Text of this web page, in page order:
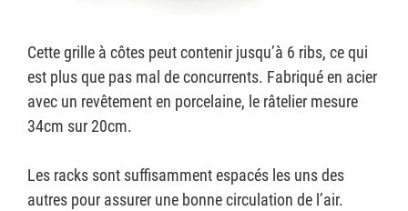
Cette grille à côtes peut contenir jusqu’à 6 ribs, ce qui
est plus que pas mal de concurrents. Fabriqué en acier
avec un revêtement en porcelaine, le râtelier mesure
34cm sur 20cm.
Les racks sont suffisamment espacés les uns des
autres pour assurer une bonne circulation de l’air.